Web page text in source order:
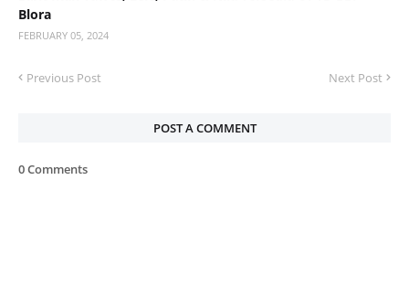
Blora
FEBRUARY 05, 2024
Previous Post Next Post
POST A COMMENT
0 Comments